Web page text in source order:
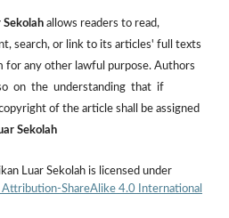
Sekolah allows readers to read,
search, or link to its articles' full texts
for any other lawful purpose. Authors
on the understanding that if
of the article shall be assigned
Sekolah
Luar Sekolah is licensed under
ShareAlike 4.0 International